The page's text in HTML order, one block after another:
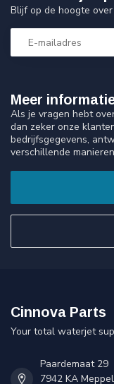
Meer
Als je vragen hebt
dan zeker onze
bedrijfsgegevens,
verschillende
Blijf op de hoogte
Cinnova Parts
Your total waterjet
Paardemaat 29
7942 KA Meppel